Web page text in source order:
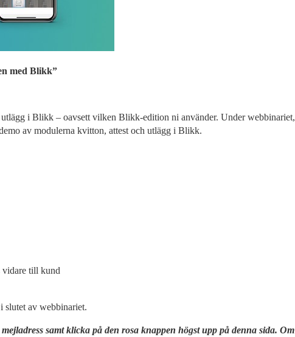
med Blikk”
i Blikk – oavsett vilken Blikk-edition ni använder. Under webbinariet,
av modulerna kvitton, attest och utlägg i Blikk.
vidare till kund
slutet av webbinariet.
samt klicka på den rosa knappen högst upp på denna sida. Om